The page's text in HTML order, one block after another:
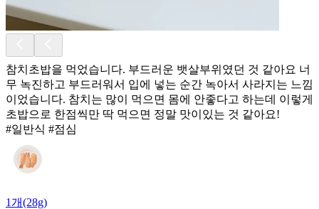
참치초밥을 먹었습니다. 부드러운 뱃살부위였던 것 같아요 너
무 녹진하고 부드러워서 입에 넣는 순간 녹아서 사라지는 느낌
이었습니다. 참치는 많이 먹으면 몸에 안좋다고 하는데 이렇게
초밥으로 한점씩만 딱 먹으면 정말 맛이있는 것 같아요!
#일반식 #점심
1개(28g)